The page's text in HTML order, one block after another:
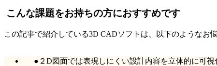
こんな課題をお持ちの方におすすめです
この記事で紹介している3D CADソフトは、以下のようなお
●２D図面では表現しにくい設計内容を立体的に可視